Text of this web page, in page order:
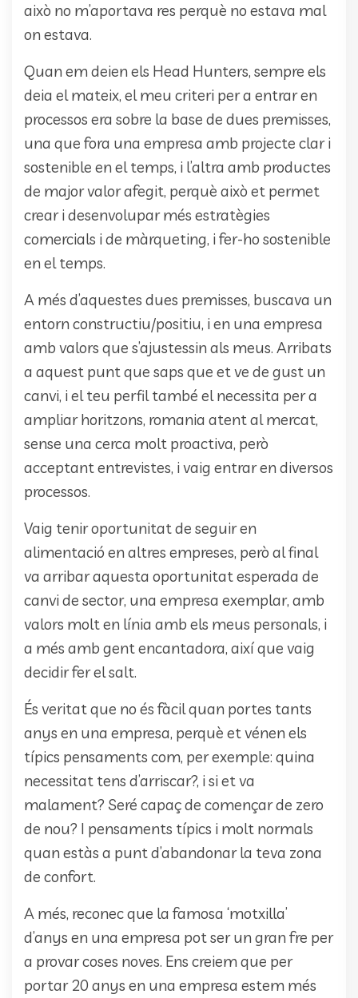
això no m’aportava res perquè no estava mal
on estava.
Quan em deien els Head Hunters, sempre els
deia el mateix, el meu criteri per a entrar en
processos era sobre la base de dues premisses,
una que fora una empresa amb projecte clar i
sostenible en el temps, i l’altra amb productes
de major valor afegit, perquè això et permet
crear i desenvolupar més estratègies
comercials i de màrqueting, i fer-ho sostenible
en el temps.
A més d’aquestes dues premisses, buscava un
entorn constructiu/positiu, i en una empresa
amb valors que s’ajustessin als meus. Arribats
a aquest punt que saps que et ve de gust un
canvi, i el teu perfil també el necessita per a
ampliar horitzons, romania atent al mercat,
sense una cerca molt proactiva, però
acceptant entrevistes, i vaig entrar en diversos
processos.
Vaig tenir oportunitat de seguir en
alimentació en altres empreses, però al final
va arribar aquesta oportunitat esperada de
canvi de sector, una empresa exemplar, amb
valors molt en línia amb els meus personals, i
a més amb gent encantadora, així que vaig
decidir fer el salt.
És veritat que no és fàcil quan portes tants
anys en una empresa, perquè et vénen els
típics pensaments com, per exemple: quina
necessitat tens d’arriscar?, i si et va
malament? Seré capaç de començar de zero
de nou? I pensaments típics i molt normals
quan estàs a punt d’abandonar la teva zona
de confort.
A més, reconec que la famosa ‘motxilla’
d’anys en una empresa pot ser un gran fre per
a provar coses noves. Ens creiem que per
portar 20 anys en una empresa estem més